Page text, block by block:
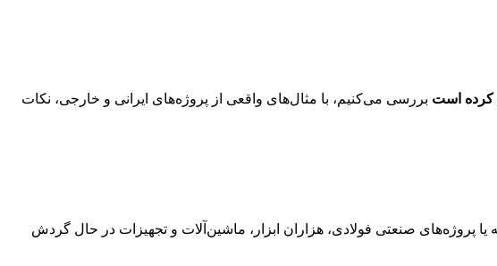
بررسی می‌کنیم، با مثال‌های واقعی از پروژه‌های ایرانی و خارجی، نکات
پروژه‌های صنعتی فولادی، هزاران ابزار، ماشین‌آلات و تجهیزات در حال گردش